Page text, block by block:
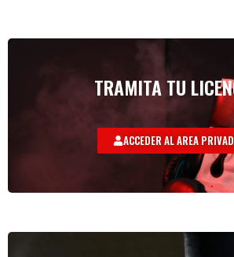
TRAMITA TU
ACCEDER AL AREA